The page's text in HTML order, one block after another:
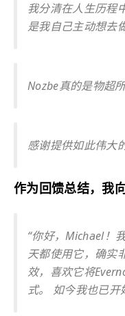
我分清在人生历程
是我自己主动想去
Nozbe真的是物超所
感谢提供如此伟大
作为回馈总结，我
“你好，Michael！
天都使用它，确实
效，喜欢它将
式。 如今我也已开